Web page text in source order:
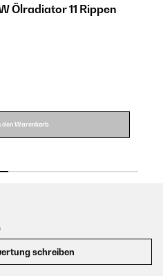
Ölradiator 11 Rippen
den Warenkorb
schreiben